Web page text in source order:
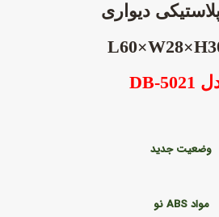
دیواری
وضعیت جدید
موادABS نو